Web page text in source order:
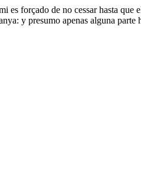
es forçado de no cessar hasta
y presumo apenas alguna parte